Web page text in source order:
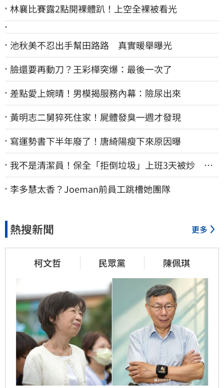
林襄比賽露2點開裸體趴！上空全裸被看光
池秋美不忍出手幫田路路 真實暖舉曝光
臉還要再動刀？王彩樺突爆：最後一次了
差點愛上婉晴！男模揭服務內幕：險尿出來
黃明志二舅猝死住家！屍體發臭一週才發現
寫運勢書下半年廢了！唐綺陽瘦下來原因曝
我不是清潔員！保全「拒倒垃圾」上班3天被炒 找
法院討公道結果出爐
李多慧太香？Joeman前員工跳槽她團隊
熱搜新聞 更多
柯文哲 民眾黨 陳佩琪